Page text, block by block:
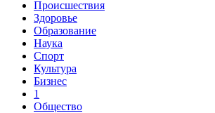
Происшествия
Здоровье
Образование
Наука
Спорт
Культура
Бизнес
1
Общество